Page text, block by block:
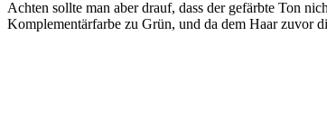
Achten sollte man aber drauf, dass der gefärbte Ton
Komplementärfarbe zu Grün, und da dem Haar zuvor